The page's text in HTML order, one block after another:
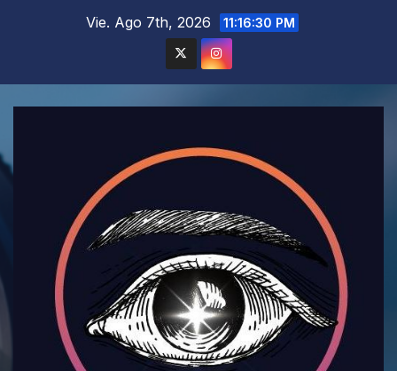
Vie. Ago 7th, 2026 11:16:32 PM